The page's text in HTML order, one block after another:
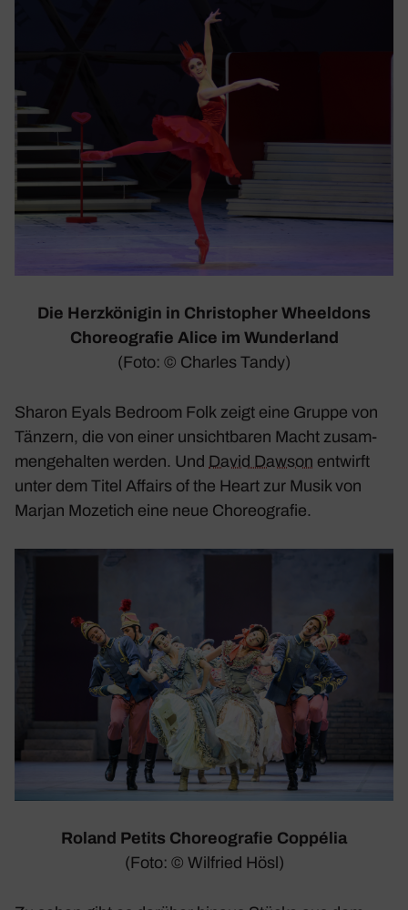
Die Herz­kö­nigin in Chris­to­pher Wheel­dons
Choreo­grafie Alice im Wunder­land
(Foto: © Charles Tandy)
Sharon Eyals Bedroom Folk zeigt eine Gruppe von
Tänzern, die von einer unsicht­baren Macht zusam­
men­ge­halten werden. Und David Dawson entwirft
unter dem Titel Affairs of the Heart zur Musik von
Marjan Moze­tich eine neue Choreo­grafie.
Roland Petits Choreo­grafie Coppélia
(Foto: © Wilfried Hösl)